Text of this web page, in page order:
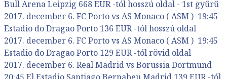
Bull Arena Leipzig 668 EUR -tól hosszú oldal - 1st gyűrű
2017. december 6. FC Porto vs AS Monaco ( ASM ) 19:45
Estadio do Dragao Porto 136 EUR -tól hosszú oldal
2017. december 6. FC Porto vs AS Monaco ( ASM ) 19:45
Estadio do Dragao Porto 129 EUR -tól rövid oldal
2017. december 6. Real Madrid vs Borussia Dortmund
20:45 El Estadio Santiago Bernabeu Madrid 139 EUR -tól